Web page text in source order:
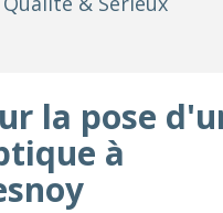
la pose
à